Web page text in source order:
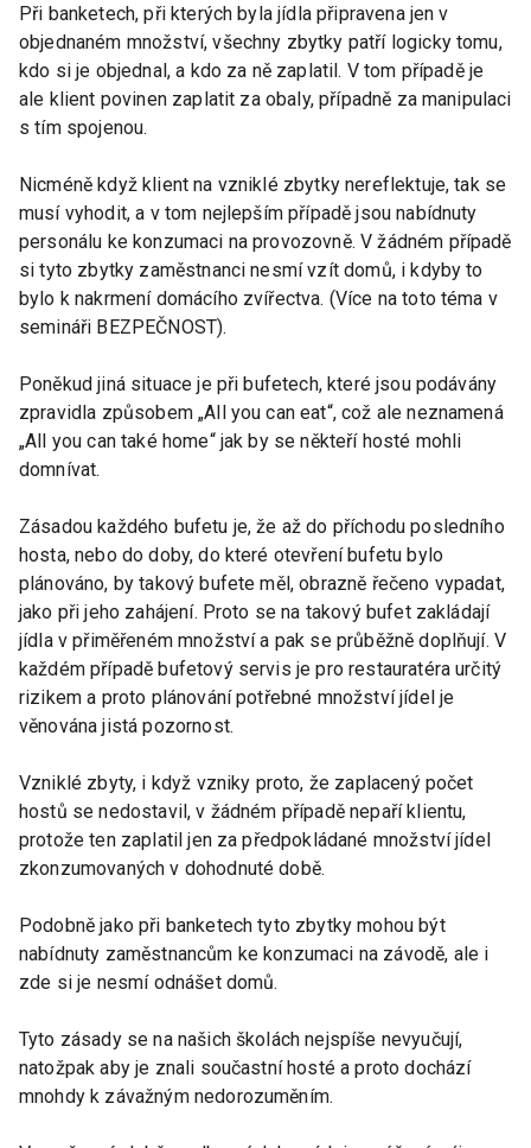
Při banketech, při kterých byla jídla připravena jen v
objednaném množství, všechny zbytky patří logicky tomu,
kdo si je objednal, a kdo za ně zaplatil. V tom případě je
ale klient povinen zaplatit za obaly, případně za manipulaci
s tím spojenou.
Nicméně když klient na vzniklé zbytky nereflektuje, tak se
musí vyhodit, a v tom nejlepším případě jsou nabídnuty
personálu ke konzumaci na provozovně. V žádném případě
si tyto zbytky zaměstnanci nesmí vzít domů, i kdyby to
bylo k nakrmení domácího zvířectva. (Více na toto téma v
semináři BEZPEČNOST).
Poněkud jiná situace je při bufetech, které jsou podávány
zpravidla způsobem „All you can eat“, což ale neznamená
„All you can také home“ jak by se někteří hosté mohli
domnívat.
Zásadou každého bufetu je, že až do příchodu posledního
hosta, nebo do doby, do které otevření bufetu bylo
plánováno, by takový bufete měl, obrazně řečeno vypadat,
jako při jeho zahájení. Proto se na takový bufet zakládají
jídla v přiměřeném množství a pak se průběžně doplňují. V
každém případě bufetový servis je pro restauratéra určitý
rizikem a proto plánování potřebné množství jídel je
věnována jistá pozornost.
Vzniklé zbyty, i když vzniky proto, že zaplacený počet
hostů se nedostavil, v žádném případě nepaří klientu,
protože ten zaplatil jen za předpokládané množství jídel
zkonzumovaných v dohodnuté době.
Podobně jako při banketech tyto zbytky mohou být
nabídnuty zaměstnancům ke konzumaci na závodě, ale i
zde si je nesmí odnášet domů.
Tyto zásady se na našich školách nejspíše nevyučují,
natožpak aby je znali součastní hosté a proto dochází
mnohdy k závažným nedorozuměním.